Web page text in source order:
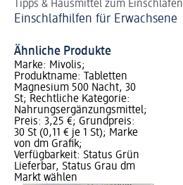
Tipps & Hausmittel zum Einschlafen
Einschlafhilfen für Erwachsene
Ähnliche Produkte
Marke: Mivolis;
Produktname: Tabletten
Magnesium 500 Nacht, 30
St; Rechtliche Kategorie:
Nahrungsergänzungsmittel;
Preis: 3,25 €; Grundpreis:
30 St (0,11 € je 1 St); Marke
von dm Grafik;
Verfügbarkeit: Status Grün
Lieferbar, Status Grau dm
Markt wählen